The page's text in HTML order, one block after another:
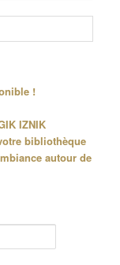
!
IZNIK
bibliothèque
autour de